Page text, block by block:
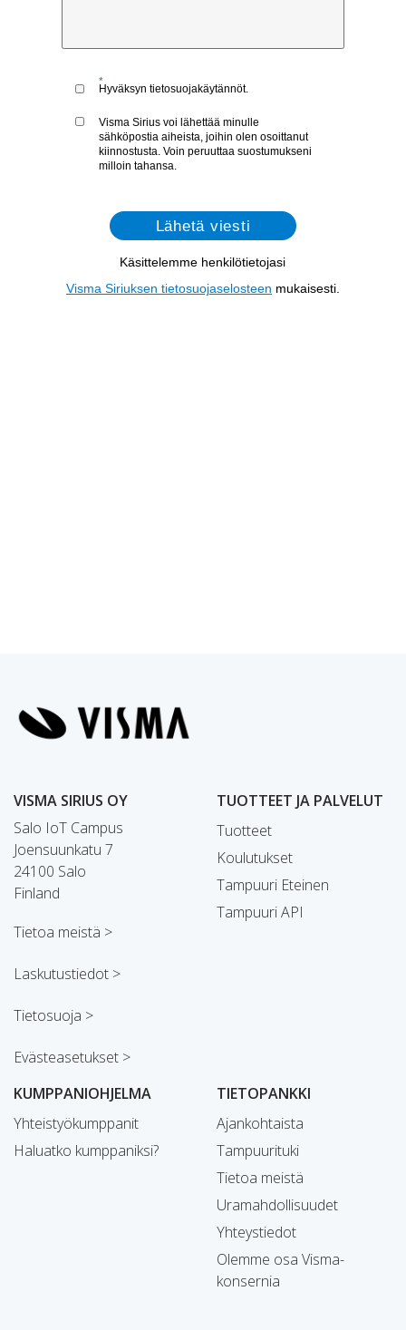
VISMA SIRIUS OY
Salo IoT Campus
Joensuunkatu 7
24100 Salo
Finland
Tietoa meistä >
Laskutustiedot >
Tietosuoja >
Evästeasetukset >
TUOTTEET JA PALVELUT
Tuotteet
Koulutukset
Tampuuri Eteinen
Tampuuri API
KUMPPANIOHJELMA
Yhteistyökumppanit
Haluatko kumppaniksi?
TIETOPANKKI
Ajankohtaista
Tampuurituki
Tietoa meistä
Uramahdollisuudet
Yhteystiedot
Olemme osa Visma-
konsernia